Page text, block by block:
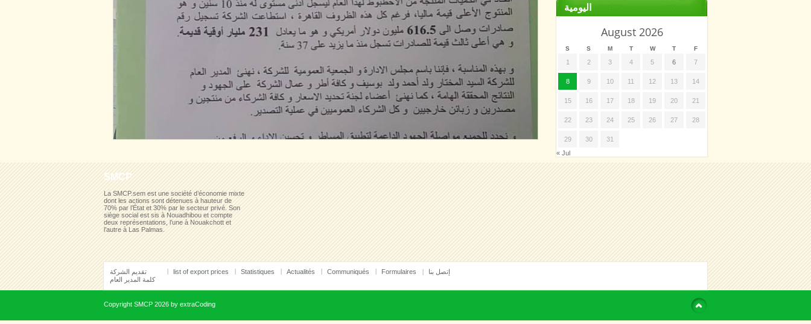
اليومية
August 2026
S S M T W T F
1 2 3 4 5 6 7
8 9 10 11 12 13 14
15 16 17 18 19 20 21
22 23 24 25 26 27 28
29 30
31
« Jul
SMCP
La SMCP.sem est une société d’économie mixte
dont les actions sont détenues à hauteur de
70% par l’État et 30% par le secteur privé. Son
siège social est sis à Nouadhibou et compte
deux représentations, l’une à Nouakchott et
l’autre à Las Palmas.
تقديم الشركة
كلمة المدير العام
list of export prices Statistiques Actualités Communiqués Formulaires إتصل بنا
Copyright SMCP 2026 by extraCoding